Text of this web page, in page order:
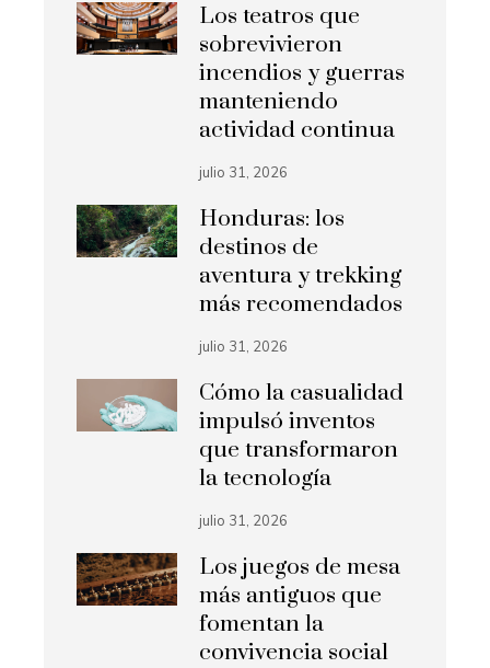
Los teatros que
sobrevivieron
incendios y guerras
manteniendo
actividad continua
julio 31, 2026
Honduras: los
destinos de
aventura y trekking
más recomendados
julio 31, 2026
Cómo la casualidad
impulsó inventos
que transformaron
la tecnología
julio 31, 2026
Los juegos de mesa
más antiguos que
fomentan la
convivencia social